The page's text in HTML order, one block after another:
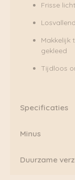
Frisse
Makkelijk
gekleed
Tijdloos
Specificaties
Materiaal: 52%
Minus
Minus is
Duurzame